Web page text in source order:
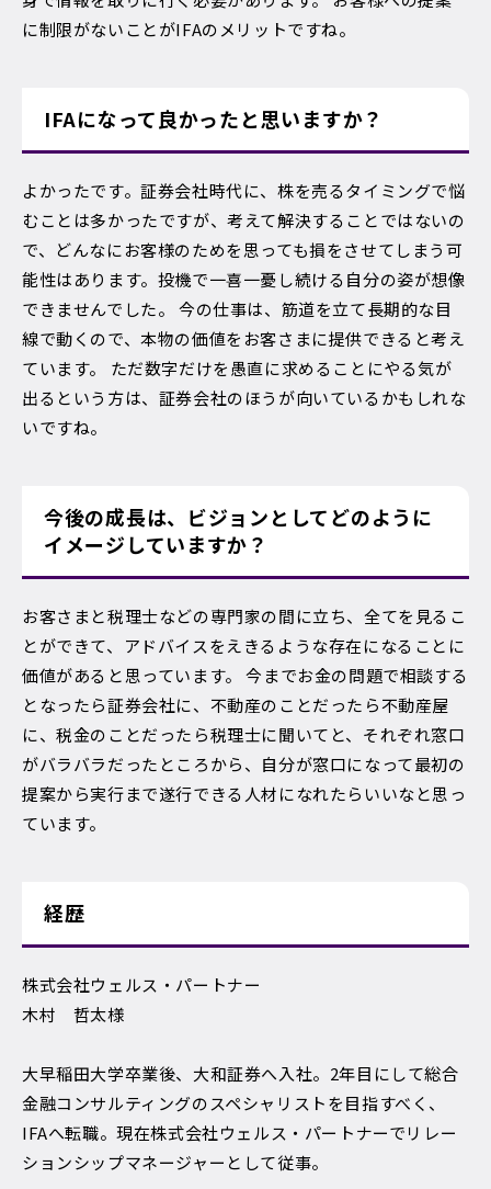
に制限がないことがIFAのメリットですね。
IFAになって良かったと思いますか？
よかったです。証券会社時代に、株を売るタイミングで悩
むことは多かったですが、考えて解決することではないの
で、どんなにお客様のためを思っても損をさせてしまう可
能性はあります。投機で一喜一憂し続ける自分の姿が想像
できませんでした。 今の仕事は、筋道を立て長期的な目
線で動くので、本物の価値をお客さまに提供できると考え
ています。 ただ数字だけを愚直に求めることにやる気が
出るという方は、証券会社のほうが向いているかもしれな
いですね。
今後の成長は、ビジョンとしてどのように
イメージしていますか？
お客さまと税理士などの専門家の間に立ち、全てを見るこ
とができて、アドバイスをえきるような存在になることに
価値があると思っています。 今までお金の問題で相談する
となったら証券会社に、不動産のことだったら不動産屋
に、税金のことだったら税理士に聞いてと、それぞれ窓口
がバラバラだったところから、自分が窓口になって最初の
提案から実行まで遂行できる人材になれたらいいなと思っ
ています。
経歴
株式会社ウェルス・パートナー
木村 哲太様
大早稲田大学卒業後、大和証券へ入社。2年目にして総合
金融コンサルティングのスペシャリストを目指すべく、
IFAへ転職。現在株式会社ウェルス・パートナーでリレー
ションシップマネージャーとして従事。